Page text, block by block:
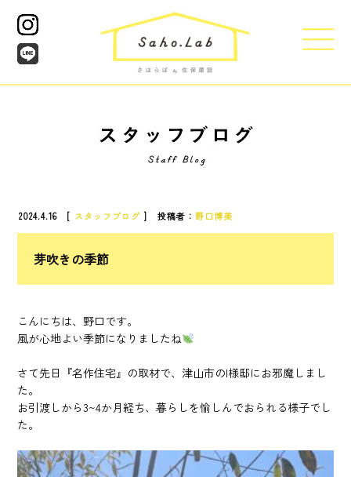
2024.4.16 [ スタッフブログ ] 投稿者：野口博美
芽吹きの季節
こんにちは、野口です。
風が心地よい季節になりましたね
さて先日『名作住宅』の取材で、津山市のI様邸にお邪魔しまし
た。
お引渡しから3~4か月経ち、暮らしを愉しんでおられる様子でし
た。